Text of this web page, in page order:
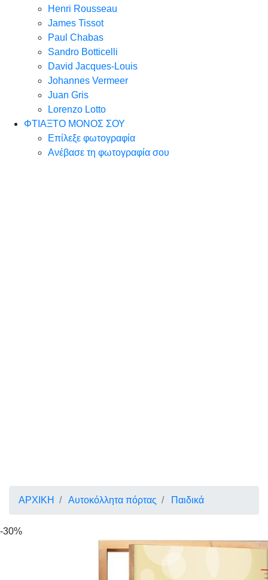
Henri Rousseau
James Tissot
Paul Chabas
Sandro Botticelli
David Jacques-Louis
Johannes Vermeer
Juan Gris
Lorenzo Lotto
ΦΤΙΑΞΤΟ ΜΟΝΟΣ ΣΟΥ
Επίλεξε φωτογραφία
Ανέβασε τη φωτογραφία σου
ΑΡΧΙΚΗ Αυτοκόλλητα πόρτας Παιδικά
-30%